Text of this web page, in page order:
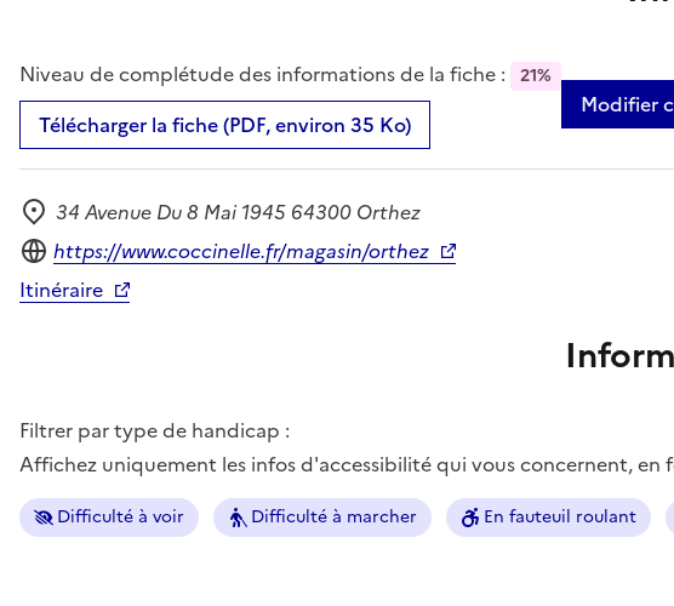
Niveau de complétude des informations de la fiche : 21%
Télécharger la fiche (PDF, environ 35 Ko)
Modifier
Adresse
34 Avenue Du 8 Mai 1945 64300 Orthez
Site internet
https://www.coccinelle.fr/magasin/orthez
Itinéraire
Filtrer par type de handicap :
Affichez uniquement les infos d'accessibilité qui vous concernent,
Difficulté à voir Difficulté à marcher En fauteuil roulant